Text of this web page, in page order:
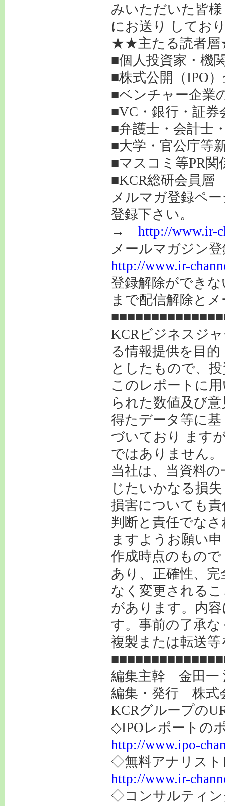
みいただいた皆様
にお送り してお
★★主たる読者
■個人投資家・機
■株式公開（IPO
■ベンチャー企業
■VC・銀行・証券
■弁護士・会計士
■大学・官公庁等
■マスコミ等PR関
■KCR総研会員層
メルマガ登録ペ
登録下さい。
→ http://www.ir-
メールマガジン
http://www.ir-
登録解除ができ
まで配信解除と
KCRビジネスジ
る情報提供を目的
としたもので、
このレポートに
られた数値及び
得たデータ等に基
づいており ます
ではありません。
当社は、当資料
じたいかなる損
損害についても
判断と責任でなさ
ますようお願い
作成時点のもので
あり、正確性、
なく変更される
があります。内
す。事前の了承な
複製または転送
編集主幹 金田一
編集・発行 株式
KCRグループの
◇IPOレポートの
http://www.ipo-
◇無料アナリスト
http://www.ir-
◇コンサルティン